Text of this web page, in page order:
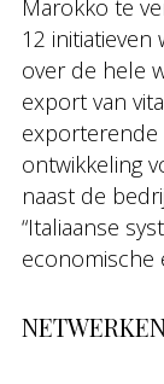
Marokko te
12
over de hele
export van
exporterende
ontwikkeling
naast de
“Italiaanse
economische